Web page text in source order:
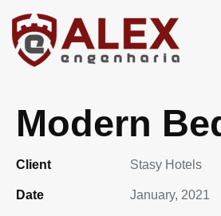
Modern
Client Stasy Hotels
Date January, 2021